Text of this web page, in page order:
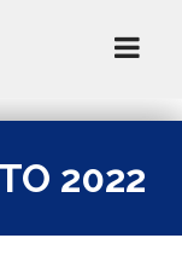
2022